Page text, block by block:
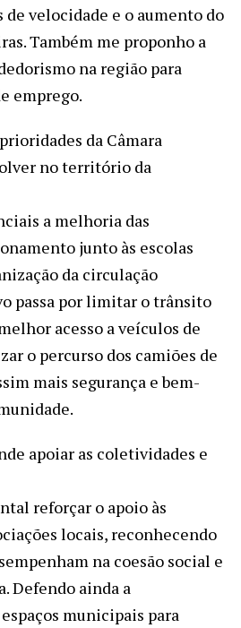
de velocidade e o aumento do
Também me proponho a
na região para
emprego.
da Câmara
no território da
a melhoria das
junto às escolas
da circulação
passa por limitar o trânsito
acesso a veículos de
o percurso dos camiões de
mais segurança e bem-
apoiar as coletividades e
reforçar o apoio às
locais, reconhecendo
na coesão social e
Defendo ainda a
municipais para